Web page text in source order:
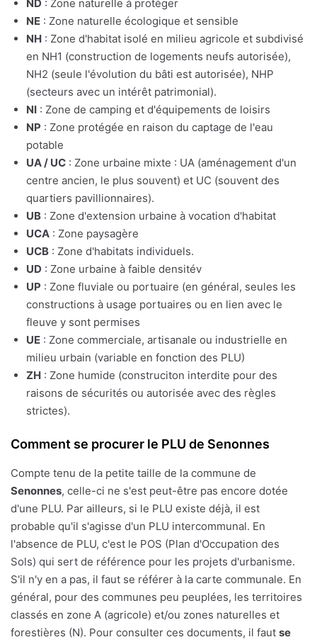
ND : Zone naturelle à protéger
NE : Zone naturelle écologique et sensible
NH : Zone d'habitat isolé en milieu agricole et subdivisé
en NH1 (construction de logements neufs autorisée),
NH2 (seule l'évolution du bâti est autorisée), NHP
(secteurs avec un intérêt patrimonial).
NI : Zone de camping et d'équipements de loisirs
NP : Zone protégée en raison du captage de l'eau
potable
UA / UC : Zone urbaine mixte : UA (aménagement d'un
centre ancien, le plus souvent) et UC (souvent des
quartiers pavillionnaires).
UB : Zone d'extension urbaine à vocation d'habitat
UCA : Zone paysagère
UCB : Zone d'habitats individuels.
UD : Zone urbaine à faible densitév
UP : Zone fluviale ou portuaire (en général, seules les
constructions à usage portuaires ou en lien avec le
fleuve y sont permises
UE : Zone commerciale, artisanale ou industrielle en
milieu urbain (variable en fonction des PLU)
ZH : Zone humide (construciton interdite pour des
raisons de sécurités ou autorisée avec des règles
strictes).
Comment se procurer le PLU de Senonnes
Compte tenu de la petite taille de la commune de
Senonnes, celle-ci ne s'est peut-être pas encore dotée
d'une PLU. Par ailleurs, si le PLU existe déjà, il est
probable qu'il s'agisse d'un PLU intercommunal. En
l'absence de PLU, c'est le POS (Plan d'Occupation des
Sols) qui sert de référence pour les projets d'urbanisme.
S'il n'y en a pas, il faut se référer à la carte communale. En
général, pour des communes peu peuplées, les territoires
classés en zone A (agricole) et/ou zones naturelles et
forestières (N). Pour consulter ces documents, il faut se